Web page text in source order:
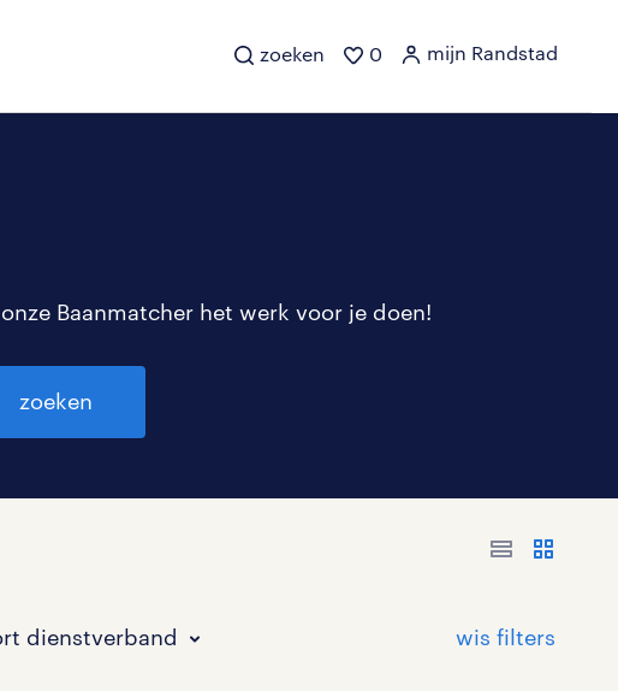
zoeken 0 mijn Randstad
Baanmatcher het werk voor je doen!
zoeken
dienstverband